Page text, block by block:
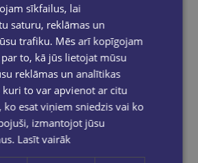
Marķieris STABILO Swing cool pastel rozā
€1.80€0.97
Ielikt grozā
sīkfailus, lai
saturu, reklāmas un
trafiku. Mēs arī kopīgojam
to, kā jūs lietojat mūsu
reklāmas un analītikas
to var apvienot ar citu
esat viņiem sniedzis vai ko
izmantojot jūsu
Lasīt vairāk